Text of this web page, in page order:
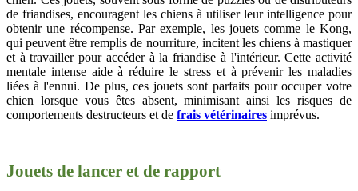
de friandises, encouragent les chiens à utiliser leur intelligence pour
obtenir une récompense. Par exemple, les jouets comme le Kong,
qui peuvent être remplis de nourriture, incitent les chiens à mastiquer
et à travailler pour accéder à la friandise à l'intérieur. Cette activité
mentale intense aide à réduire le stress et à prévenir les maladies
liées à l'ennui. De plus, ces jouets sont parfaits pour occuper votre
chien lorsque vous êtes absent, minimisant ainsi les risques de
comportements destructeurs et de frais vétérinaires imprévus.
Jouets de lancer et de rapport